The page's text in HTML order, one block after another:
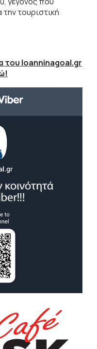
την τουριστική
του Ioanninagoal.gr